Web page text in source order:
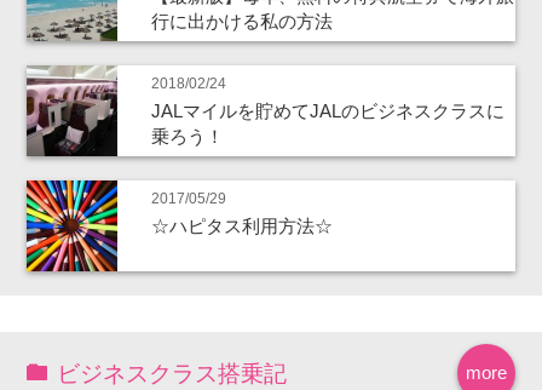
行に出かける私の方法
2018/02/24
JALマイルを貯めてJALのビジネスクラスに
乗ろう！
2017/05/29
☆ハピタス利用方法☆
more
ビジネスクラス搭乗記